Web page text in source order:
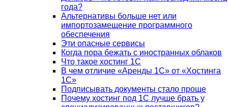
года?
Альтернативы больше нет или
импортозамещение программного
обеспечения
Эти опасные сервисы
Когда пора бежать с иностранных облаков
Что такое хостинг 1С
В чем отличие «Аренды 1С» от «Хостинга
1С»
Подписывать документы стало проще
Почему хостинг под 1С лучше брать у